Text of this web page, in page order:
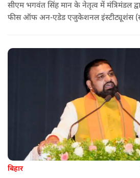
सीएम भगवंत सिंह मान के नेतृत्व में मंत्रिमंडल
फीस ऑफ अन-एडेड एजुकेशनल इंस्टीट्यूशंस
अन्य प्रस्तावों को भी मंजूरी दी गई है.
बिहार